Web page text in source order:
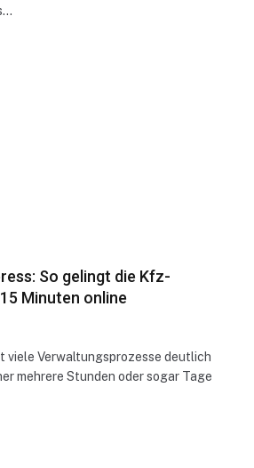
So gelingt die Kfz-
Minuten online
viele Verwaltungsprozesse deutlich
mehrere Stunden oder sogar Tage